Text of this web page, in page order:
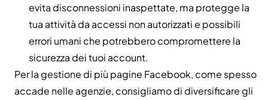
evita disconnessioni inaspettate, ma protegge la
tua attività da accessi non autorizzati e possibili
errori umani che potrebbero compromettere la
sicurezza dei tuoi account.
Per la gestione di più pagine Facebook, come spesso
accade nelle agenzie, consigliamo di diversificare gli